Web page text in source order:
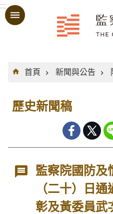
跳到主要內容區塊
:::
:::
首頁
新聞與公告
歷史新聞稿
監察院國防及
（二十）日
彰及黃委員武